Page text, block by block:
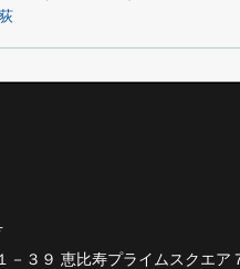
－３９ 恵比寿プライムスクエア